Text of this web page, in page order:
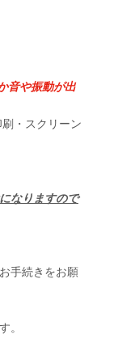
音や振動が出
・スクリーン
なりますので
手続きをお願
。